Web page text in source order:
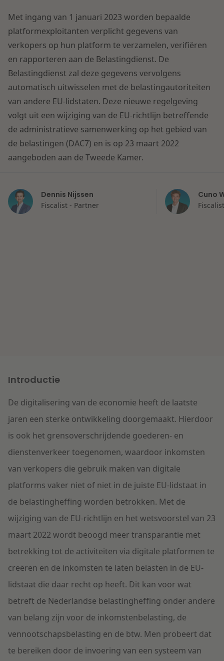
Herstructurering & Insolventie
Energie
Zorg & Sociaal domein
Vastgoed
Overheid & Omgeving
Aansprakelijkheid & Verzekering
Dichtbij de kansen en uitdagingen in de
woningbouw
Lees meer
Dichtbij de wendbare onderneming
Internationale partners
Nieuws
Nederlands
Met ingang van 1 januari 2023 worden bepaalde
platformexploitanten verplicht gegevens van
verkopers op hun platform te verzamelen, verifiëren
en rapporteren aan de Belastingdienst. De
Belastingdienst zal deze gegevens vervolgens
automatisch uitwisselen met de belastingautoriteiten
van andere EU-lidstaten. Deze nieuwe regelgeving
volgt uit een wijziging van de EU-richtlijn betreffende
de administratieve samenwerking op het gebied van
de belastingen (DAC7) en is op 23 maart 2022
aangeboden aan de Tweede Kamer.
Dennis Nijssen
Fiscalist - Partner
Cuno
Introductie
De digitalisering van de economie heeft de laatste
jaren een sterke ontwikkeling doorgemaakt. Hierdoor
is ook het grensoverschrijdende goederen- en
dienstenverkeer toegenomen, waardoor inkomsten
van verkopers die gebruik maken van digitale
platforms vaker niet of niet in de juiste EU-lidstaat in
de belastingheffing worden betrokken. Met de
wijziging van de EU-richtlijn en het wetsvoorstel van 23
maart 2022 wordt beoogd meer transparantie met
betrekking tot de activiteiten via digitale platformen te
creëren en de inkomsten te laten belasten in de EU-
lidstaat die daar recht op heeft. Dit kan voor wat
betreft de Nederlandse belastingheffing onder andere
van belang zijn voor de inkomstenbelasting, de
vennootschapsbelasting en de btw. Men probeert dat
te bereiken door de invoering van een systeem van